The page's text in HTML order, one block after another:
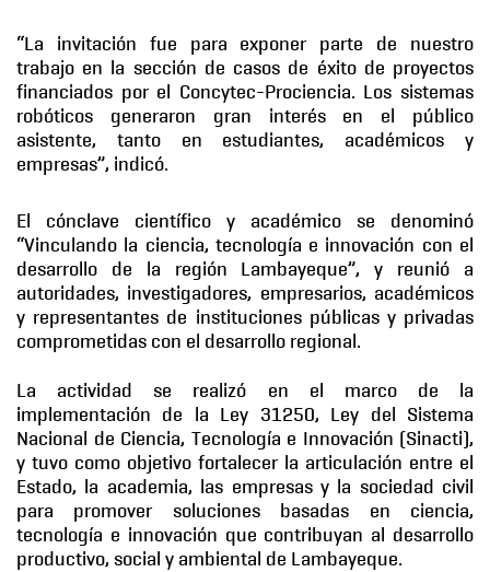
“La invitación fue para exponer parte de nuestro
trabajo en la sección de casos de éxito de proyectos
financiados por el Concytec-Prociencia. Los sistemas
robóticos generaron gran interés en el público
asistente, tanto en estudiantes, académicos y
empresas”, indicó.
El cónclave científico y académico se denominó
“Vinculando la ciencia, tecnología e innovación con el
desarrollo de la región Lambayeque”, y reunió a
autoridades, investigadores, empresarios, académicos
y representantes de instituciones públicas y privadas
comprometidas con el desarrollo regional.
La actividad se realizó en el marco de la
implementación de la Ley 31250, Ley del Sistema
Nacional de Ciencia, Tecnología e Innovación (Sinacti),
y tuvo como objetivo fortalecer la articulación entre el
Estado, la academia, las empresas y la sociedad civil
para promover soluciones basadas en ciencia,
tecnología e innovación que contribuyan al desarrollo
productivo, social y ambiental de Lambayeque.